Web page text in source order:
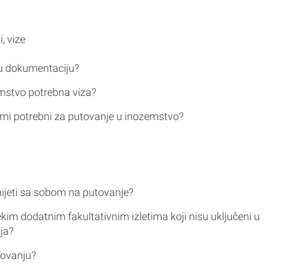
vize
dokumentaciju?
potrebna viza?
potrebni za putovanje u inozemstvo?
sa sobom na putovanje?
dodatnim fakultativnim izletima koji nisu uključeni u